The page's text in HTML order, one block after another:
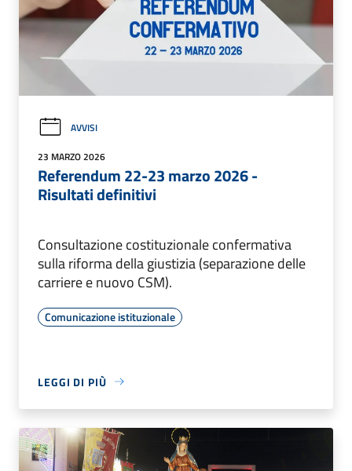
AVVISI
23 MARZO 2026
Referendum 22-23 marzo 2026 -
Risultati definitivi
Consultazione costituzionale confermativa
sulla riforma della giustizia (separazione delle
carriere e nuovo CSM).
Comunicazione istituzionale
LEGGI DI PIÙ